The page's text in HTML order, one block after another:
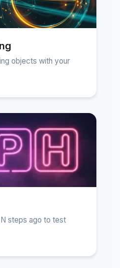
objects with your
steps ago to test